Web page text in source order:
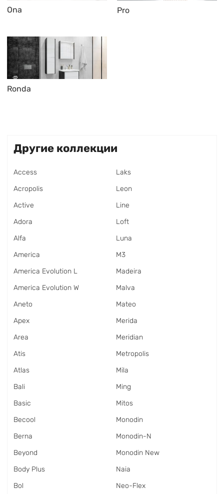
Ona Pro
Ronda
Другие коллекции
Access
Acropolis
Active
Adora
Alfa
America
America Evolution L
America Evolution W
Aneto
Apex
Area
Atis
Atlas
Bali
Basic
Becool
Berna
Beyond
Body Plus
Bol
Laks
Leon
Line
Loft
Luna
M3
Madeira
Malva
Mateo
Merida
Meridian
Metropolis
Mila
Ming
Mitos
Monodin
Monodin-N
Monodin New
Naia
Neo-Flex